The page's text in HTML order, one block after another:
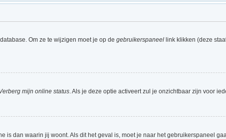
Om ze te wijzigen moet je op de gebruikerspaneel link klikken (deze
mijn online status. Als je deze optie activeert zul je onzichtbaar zijn voor
is dan waarin jij woont. Als dit het geval is, moet je naar het gebruikerspaneel